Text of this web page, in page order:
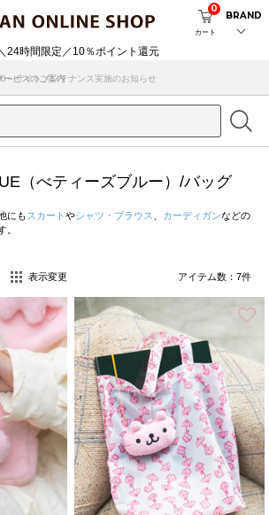
カート
0
BRAND
サイトメンテナンス実施のお知らせ
（べティーズブルー）/バッグ
にも スカート やシャツ・ブラウス カーディガンなどの
。
表示変更 アイテム数： 7件
お気に入り